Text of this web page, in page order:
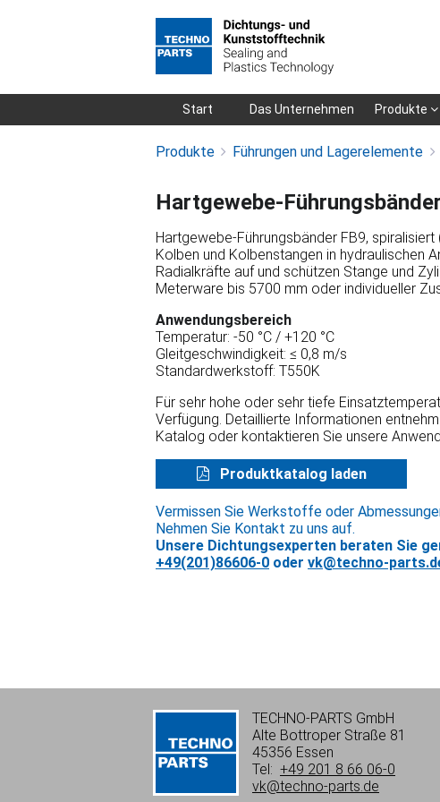
Navigation
Start Das Unternehmen Produkte
Produkte Führungen und Lagerelemente
Hartgewebe-
Hartgewebe-Führungsbänder FB9,
Kolben und Kolbenstangen in hydraulischen
Radialkräfte auf und schützen Stange und
Meterware bis 5700 mm oder individueller
Anwendungsbereich
Temperatur: -50 °C / +120 °C
Gleitgeschwindigkeit: ≤ 0,8 m/s
Standardwerkstoff: T550K
Für sehr hohe oder sehr tiefe
Verfügung. Detaillierte Informationen
Katalog oder kontaktieren Sie unsere
Produktkatalog laden
Vermissen Sie Werkstoffe oder
Nehmen Sie Kontakt zu uns auf.
Unsere Dichtungsexperten beraten Sie
+49(201)86606-0 oder vk@techno-
TECHNO-PARTS GmbH
Alte Bottroper Straße 81
45356 Essen
Tel: +49 201 8 66 06-0
vk@techno-parts.de